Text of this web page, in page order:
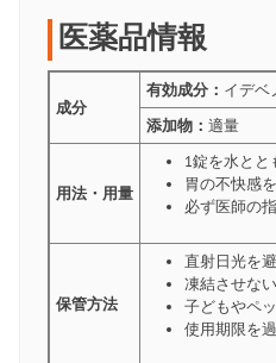
医薬品情報
成分
有効成分： イデベ
添加物： 適量
用法・用量
1錠を水とと
胃の不快感
必ず医師の
保管方法
直射日光を
凍結させな
子どもやペ
使用期限を